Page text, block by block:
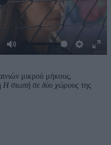
Mute Settings
μικρού μήκους,
Η σιωπή σε δύο χώρους της